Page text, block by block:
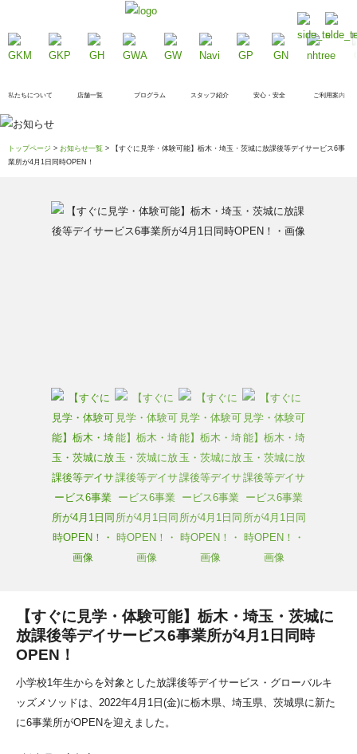
私たちについて 店舗一覧 プログラム スタッフ紹介 安心・安全 ご利用案内
トップページ > お知らせ一覧 > 【すぐに見学・体験可能】栃木・埼玉・茨城に放課後等デイサービス6事
業所が4月1日同時OPEN！
【すぐに見学・体験可能】栃木・埼玉・茨城に
放課後等デイサービス6事業所が4月1日同時
OPEN！
小学校1年生からを対象とした放課後等デイサービス・グローバルキ
ッズメソッドは、2022年4月1日(金)に栃木県、埼玉県、茨城県に新た
に6事業所がOPENを迎えました。